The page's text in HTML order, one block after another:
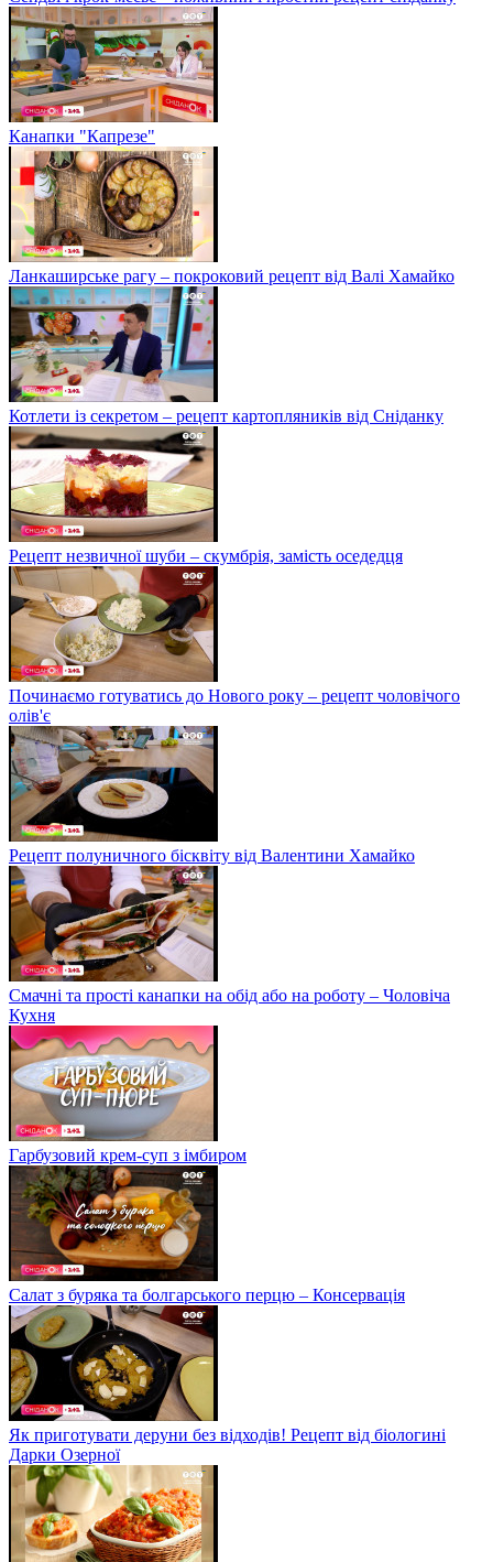
Канапки "Капрезе"
Ланкаширське рагу – покроковий рецепт від Валі Хамайко
Котлети із секретом – рецепт картопляників від Сніданку
Рецепт незвичної шуби – скумбрія, замість оседедця
Починаємо готуватись до Нового року – рецепт чоловічого
олів'є
Рецепт полуничного бісквіту від Валентини Хамайко
Смачні та прості канапки на обід або на роботу – Чоловіча
Кухня
Гарбузовий крем-суп з імбиром
Салат з буряка та болгарського перцю – Консервація
Як приготувати деруни без відходів! Рецепт від біологині
Дарки Озерної